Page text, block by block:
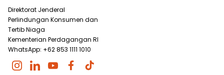
Direktorat Jenderal
Perlindungan Konsumen dan
Tertib Niaga
Kementerian Perdagangan RI
WhatsApp: +62 853 1111 1010